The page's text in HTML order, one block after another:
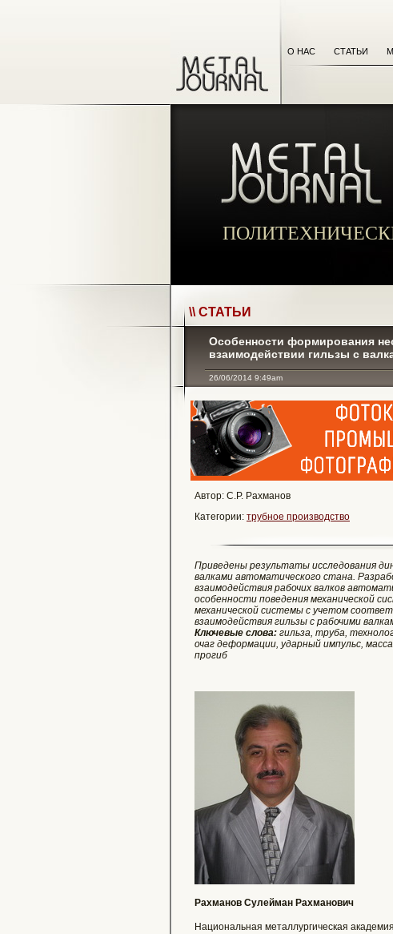
О НАС СТАТЬИ
\\ СТАТЬИ
Особенности формирования
взаимодействии гильзы с
26/06/2014 9:49am
Автор: С.Р. Рахманов
Категории: трубное производство
Приведены результаты исследования
валками автоматического стана.
взаимодействия рабочих валков
особенности поведения механической
механической системы с учетом
взаимодействия гильзы с рабочими
Ключевые слова: гильза, труба,
очаг деформации, ударный импульс,
прогиб
Рахманов Сулейман Рахманович
Национальная металлургическая